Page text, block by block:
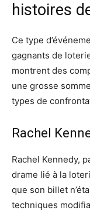
histoires
Ce type
gagnants de
montrent des
une grosse
types de
Rachel
Rachel Kennedy,
drame lié à la
que son billet
techniques